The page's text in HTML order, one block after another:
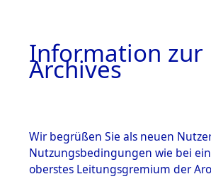
Information zur
Archives
Wir begrüßen Sie als neuen
Nutzungsbedingungen wie bei
oberstes Leitungsgremium der